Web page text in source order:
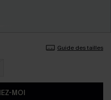
Guide des tailles
MOI